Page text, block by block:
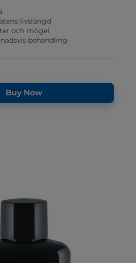
livslängd
och mögel
behandling
Buy Now